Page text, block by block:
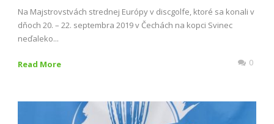
Na Majstrovstvách strednej Európy v discgolfe, ktoré sa konali v
dňoch 20. – 22. septembra 2019 v Čechách na kopci Svinec
neďaleko...
Read More 0